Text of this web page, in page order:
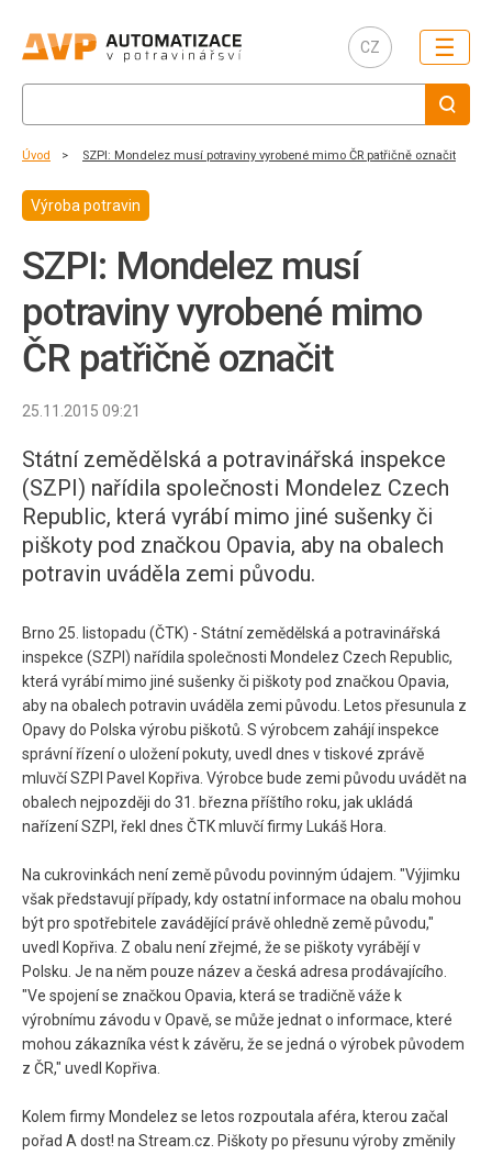
CZ ☰
Úvod SZPI: Mondelez musí potraviny vyrobené mimo ČR patřičně označit
Výroba potravin
SZPI: Mondelez musí
potraviny vyrobené mimo
ČR patřičně označit
25.11.2015 09:21
Státní zemědělská a potravinářská inspekce
(SZPI) nařídila společnosti Mondelez Czech
Republic, která vyrábí mimo jiné sušenky či
piškoty pod značkou Opavia, aby na obalech
potravin uváděla zemi původu.
Brno 25. listopadu (ČTK) - Státní zemědělská a potravinářská
inspekce (SZPI) nařídila společnosti Mondelez Czech Republic,
která vyrábí mimo jiné sušenky či piškoty pod značkou Opavia,
aby na obalech potravin uváděla zemi původu. Letos přesunula z
Opavy do Polska výrobu piškotů. S výrobcem zahájí inspekce
správní řízení o uložení pokuty, uvedl dnes v tiskové zprávě
mluvčí SZPI Pavel Kopřiva. Výrobce bude zemi původu uvádět na
obalech nejpozději do 31. března příštího roku, jak ukládá
nařízení SZPI, řekl dnes ČTK mluvčí firmy Lukáš Hora.
Na cukrovinkách není země původu povinným údajem. "Výjimku
však představují případy, kdy ostatní informace na obalu mohou
být pro spotřebitele zavádějící právě ohledně země původu,"
uvedl Kopřiva. Z obalu není zřejmé, že se piškoty vyrábějí v
Polsku. Je na něm pouze název a česká adresa prodávajícího.
"Ve spojení se značkou Opavia, která se tradičně váže k
výrobnímu závodu v Opavě, se může jednat o informace, které
mohou zákazníka vést k závěru, že se jedná o výrobek původem
z ČR," uvedl Kopřiva.
Kolem firmy Mondelez se letos rozpoutala aféra, kterou začal
pořad A dost! na Stream.cz. Piškoty po přesunu výroby změnily